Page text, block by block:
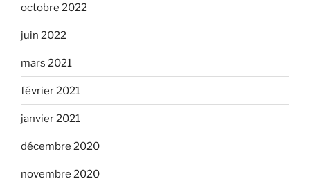
octobre 2022
juin 2022
mars 2021
février 2021
janvier 2021
décembre 2020
novembre 2020